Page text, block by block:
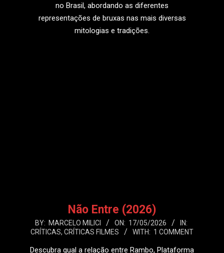
no Brasil, abordando as diferentes
representações de bruxas nas mais diversas
mitologias e tradições.
Não Entre (2026)
2026-
05-
17
BY: MARCELO MILICI ON: 17/05/2026
IN:
CRÍTICAS, CRÍTICAS FILMES WITH: 1 COMMENT
Descubra qual a relação entre Rambo, Plataforma